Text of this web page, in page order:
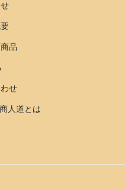
品
せ
人道とは